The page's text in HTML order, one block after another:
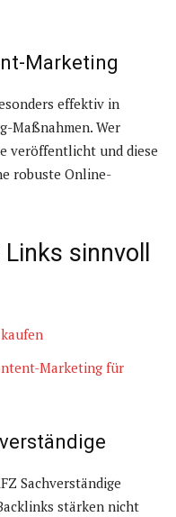
Marketing
effektiv in
Maßnahmen. Wer
veröffentlicht und diese
robuste Online-
sinnvoll
Marketing für
Sachverständige
stärken nicht